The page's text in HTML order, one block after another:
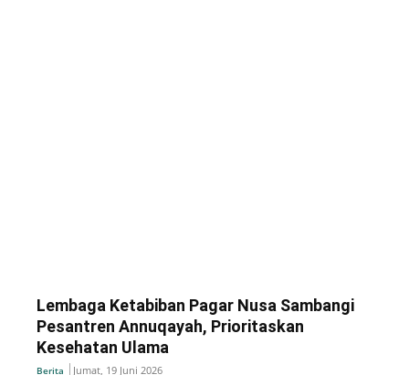
Lembaga Ketabiban Pagar Nusa Sambangi
Pesantren Annuqayah, Prioritaskan
Kesehatan Ulama
Berita Jumat, 19 Juni 2026